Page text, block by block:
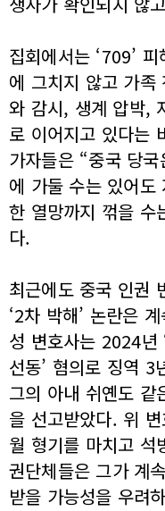
집회에서는 ‘709’
에 그치지 않고 가족
와 감시, 생계 압박,
로 이어지고 있다는
가자들은 “중국 당
에 가둘 수는 있어도
한 열망까지 꺾을 수
다.
최근에도 중국 인권
‘2차 박해’ 논란은
성 변호사는 2024년
선동’ 혐의로 징역 3
그의 아내 쉬옌도 같
을 선고받았다. 위
월 형기를 마치고 석
권단체들은 그가 계
받을 가능성을 우려